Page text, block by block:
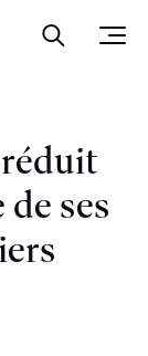
Ouvrir la
ses